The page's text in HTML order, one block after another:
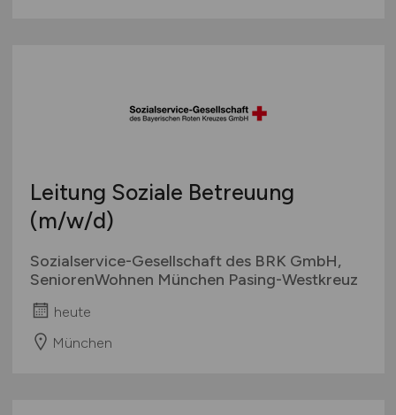
Leitung Soziale Betreuung
(m/w/d)
Sozialservice-Gesellschaft des BRK GmbH,
SeniorenWohnen München Pasing-Westkreuz
heute
München